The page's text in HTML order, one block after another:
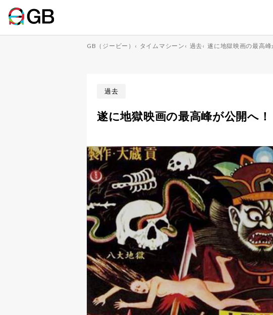
GB（ジービー） ‹ タイムマシーン ‹ 過去‹遂に地獄映画の最高峰
過去
遂に地獄映画の最高峰が公開へ！